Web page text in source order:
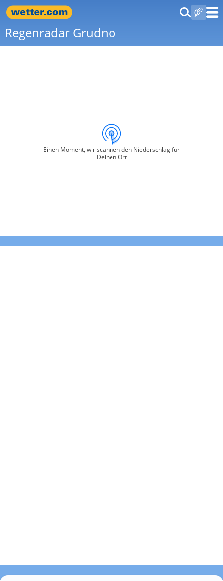
Regenradar Grudno
Einen Moment, wir scannen den Niederschlag für
Deinen Ort